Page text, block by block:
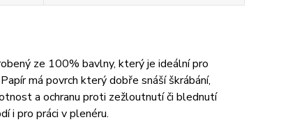
ze 100% bavlny, který je ideální pro
má povrch který dobře snáší škrábání,
a ochranu proti zežloutnutí či blednutí
i pro práci v plenéru.